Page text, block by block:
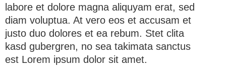
labore et dolore magna aliquyam erat, sed
diam voluptua. At vero eos et accusam et
justo duo dolores et ea rebum. Stet clita
kasd gubergren, no sea takimata sanctus
est Lorem ipsum dolor sit amet.